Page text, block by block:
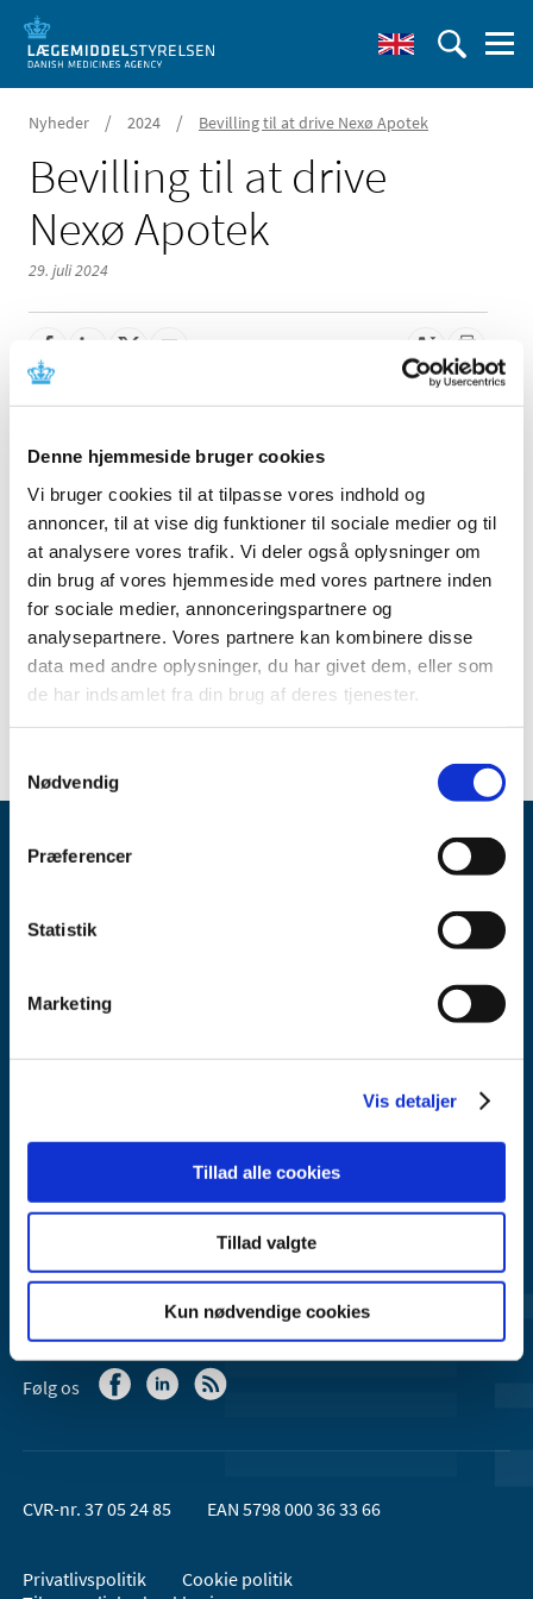
Denne hjemmeside bruger cookies
Vi bruger cookies til at tilpasse vores indhold og
annoncer, til at vise dig funktioner til sociale medier og til
at analysere vores trafik. Vi deler også oplysninger om
din brug af vores hjemmeside med vores partnere inden
for sociale medier, annonceringspartnere og
analysepartnere. Vores partnere kan kombinere disse
data med andre oplysninger, du har givet dem, eller som
de har indsamlet fra din brug af deres tjenester.
Nødvendig
Præferencer
Statistik
Marketing
Vis detaljer
Tillad alle cookies
Tillad valgte
Kun nødvendige cookies
Nyheder / 2024 / Bevilling til at drive Nexø Apotek
Bevilling til at drive
Nexø Apotek
29. juli 2024
Dennis Krag-Jakobsen får bevilling til at Nexø Apotek.
Der har været 1 ansøger til bevillingen.
Bevillingen har været opslået ledig efter Lov om
apoteksvirksomhed §15, stk. 1 og stk. 2.
Udnævnelser til apoteker
Lægemiddelstyrelsen
Axel Heides Gade 1
Sundheds- og Kirkeministeriet.
Kontakt Lægemiddelstyrelsen
44 88 95 95 (kl. 9 - 15)
Følg os
CVR-nr. 37 05 24 85 EAN 5798 000 36 33 66
Privatlivspolitik
Cookie politik